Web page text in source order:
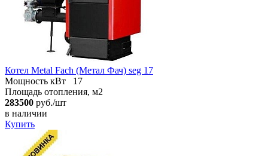
Котел Metal Fach (Метал Фач) seg 17
Мощность кВт
17
Площадь отопления, м2
283500 руб./шт
в наличии
Купить